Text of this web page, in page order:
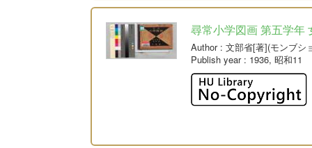
尋常小学図画 第五学年
Author: 文部省[著](モンブシ
Publish year: 1936, 昭和11